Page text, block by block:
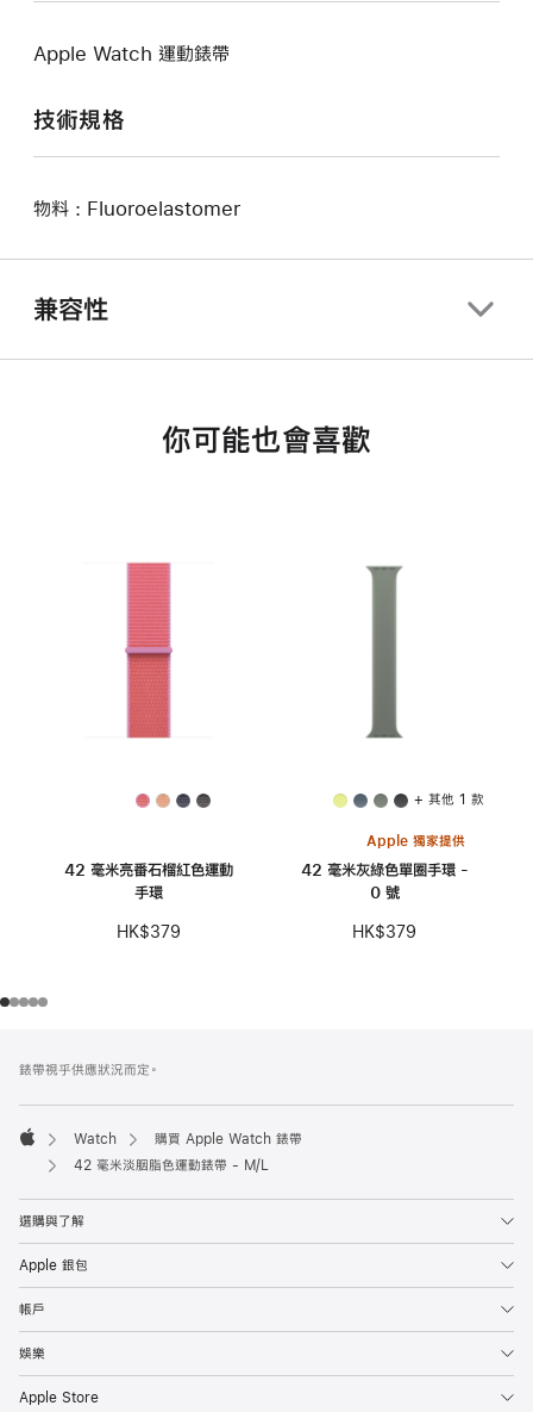
Apple Watch 運動錶帶
技術規格
物料 : Fluoroelastomer
兼容性
你可能也會喜歡
42 毫米亮番石榴紅色運動
手環
HK$379
+ 其他 1 款
Apple 獨家提供
42 毫米灰綠色單圈手環 -
0 號
HK$379
腳
腳
錶帶視乎供應狀況而定。
Apple
Watch
購買 Apple Watch 錶帶
42 毫米淡胭脂色運動錶帶 - M/L
選購與了解
Apple 銀包
帳戶
娛樂
Apple Store